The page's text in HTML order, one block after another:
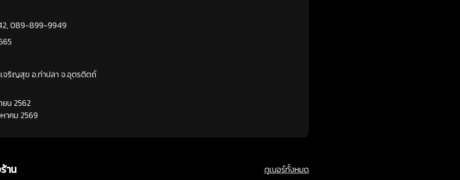
,089-899-9949
จริญสุข อ.ท่าปลา จ.อุตรดิตถ์
ยน 2562
าคม 2569
าน ดูเบอร์ทั้งหมด